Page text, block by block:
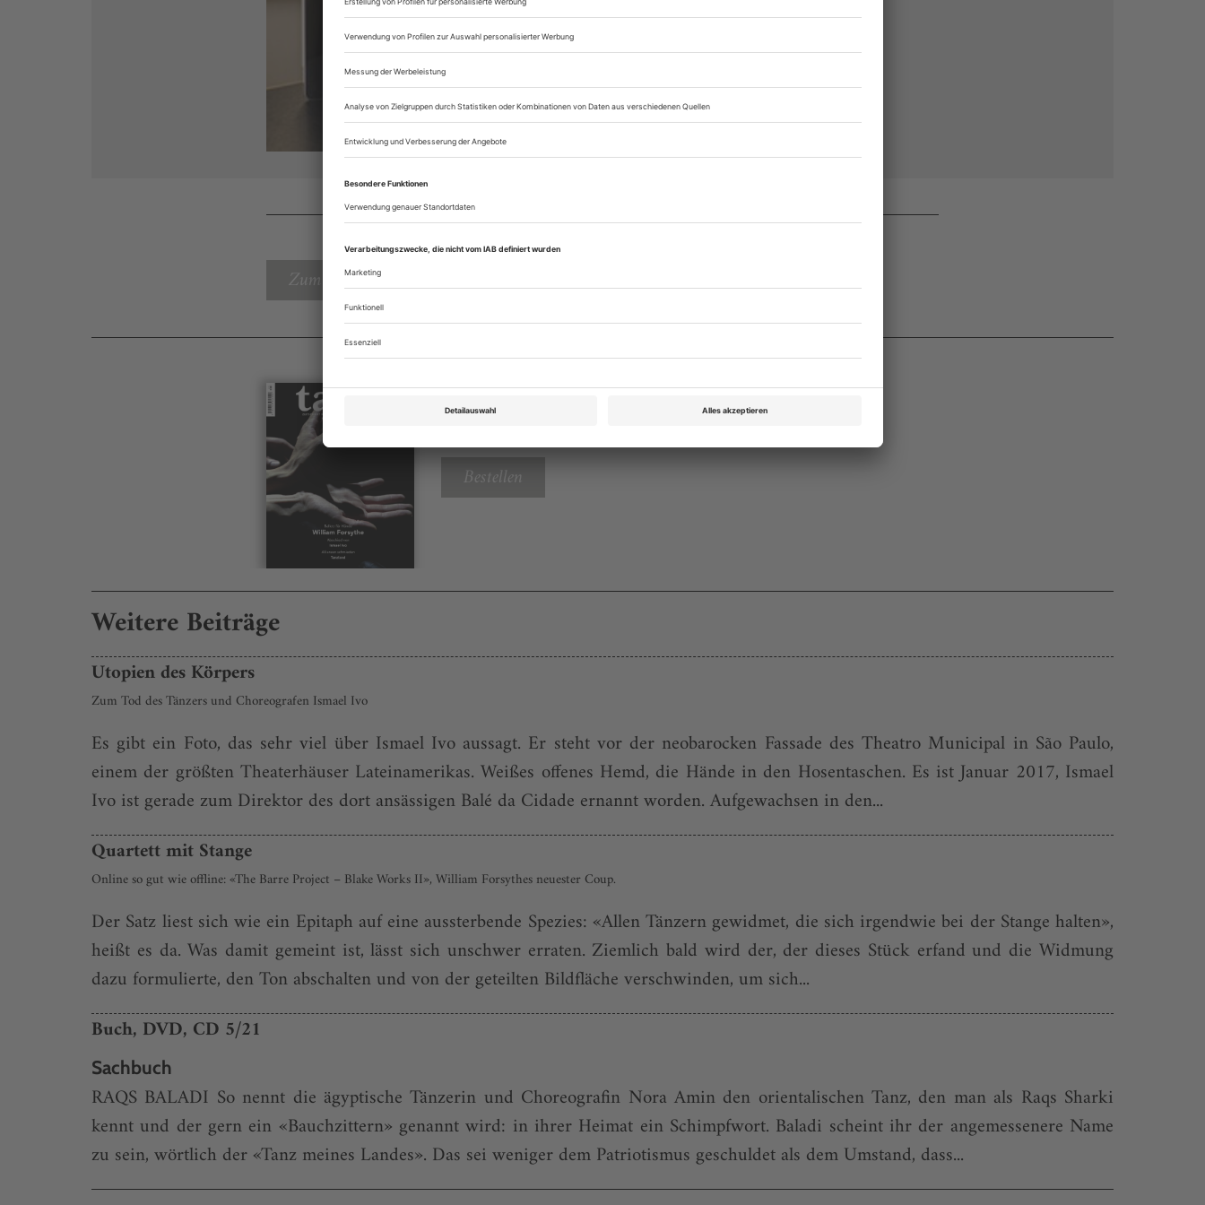
sofort nutzen
Digital-Abo testen
Zum Inhaltsverzeichnis
Tanz Mai 2021
Rubrik: Kalender, Seite 30
Bestellen
Weitere Beiträge
Utopien des Körpers
Zum Tod des Tänzers und Choreografen Ismael Ivo
Es gibt ein Foto, das sehr viel über Ismael Ivo aussagt. Er steht vor der neobarocken Fassade des Theatro Municipal in São Paulo,
einem der größten Theaterhäuser Lateinamerikas. Weißes offenes Hemd, die Hände in den Hosentaschen. Es ist Januar 2017, Ismael
Ivo ist gerade zum Direktor des dort ansässigen Balé da Cidade ernannt worden. Aufgewachsen in den...
Quartett mit Stange
Online so gut wie offline: «The Barre Project – Blake Works II», William Forsythes neuester Coup.
Der Satz liest sich wie ein Epitaph auf eine aussterbende Spezies: «Allen Tänzern gewidmet, die sich irgendwie bei der Stange halten»,
heißt es da. Was damit gemeint ist, lässt sich unschwer erraten. Ziemlich bald wird der, der dieses Stück erfand und die Widmung
dazu formulierte, den Ton abschalten und von der geteilten Bildfläche verschwinden, um sich...
Buch, DVD, CD 5/21
Sachbuch
RAQS BALADI So nennt die ägyptische Tänzerin und Choreografin Nora Amin den orientalischen Tanz, den man als Raqs Sharki
kennt und der gern ein «Bauchzittern» genannt wird: in ihrer Heimat ein Schimpfwort. Baladi scheint ihr der angemessenere Name
zu sein, wörtlich der «Tanz meines Landes». Das sei weniger dem Patriotismus geschuldet als dem Umstand, dass...